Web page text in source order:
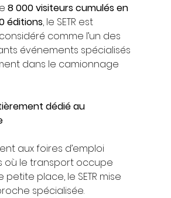
8 000 visiteurs cumulés en
éditions, le SETR est
comme l’un des
événements spécialisés
dans le camionnage
dédié au
aux foires d’emploi
où le transport occupe
place, le SETR mise
spécialisée.